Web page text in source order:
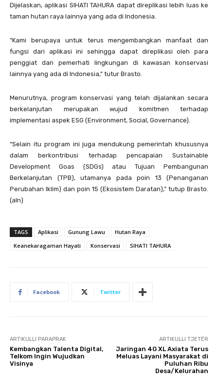
Dijelaskan, aplikasi SIHATI TAHURA dapat direplikasi lebih luas ke
taman hutan raya lainnya yang ada di Indonesia.
“Kami berupaya untuk terus mengembangkan manfaat dan
fungsi dari aplikasi ini sehingga dapat direplikasi oleh para
penggiat dan pemerhati lingkungan di kawasan konservasi
lainnya yang ada di Indonesia,” tutur Brasto.
Menurutnya, program konservasi yang telah dijalankan secara
berkelanjutan merupakan wujud komitmen terhadap
implementasi aspek ESG (Environment, Social, Governance).
“Selain itu program ini juga mendukung pemerintah khususnya
dalam berkontribusi terhadap pencapaian Sustainable
Development Goas (SDGs) atau Tujuan Pembangunan
Berkelanjutan (TPB), utamanya pada poin 13 (Penanganan
Perubahan Iklim) dan poin 15 (Ekosistem Daratan),” tutup Brasto.
(aln)
TAGS Aplikasi Gunung Lawu
Hutan Raya
Keanekaragaman Hayati
Konservasi SIHATI TAHURA
Facebook Twitter
ARTIKULLI PARAPRAK
Kembangkan Talenta Digital,
Telkom Ingin Wujudkan
Visinya
ARTIKULLI TJETËR
Jaringan 4G XL Axiata Terus
Meluas Layani Masyarakat di
Puluhan Ribu
Desa/Kelurahan